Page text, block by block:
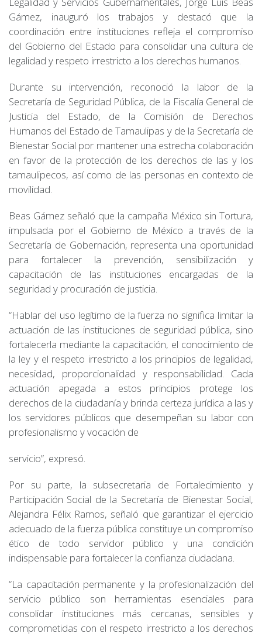
Gámez, inauguró los trabajos y destacó que la
coordinación entre instituciones refleja el compromiso
del Gobierno del Estado para consolidar una cultura de
legalidad y respeto irrestricto a los derechos humanos.
Durante su intervención, reconoció la labor de la
Secretaría de Seguridad Pública, de la Fiscalía General de
Justicia del Estado, de la Comisión de Derechos
Humanos del Estado de Tamaulipas y de la Secretaría de
Bienestar Social por mantener una estrecha colaboración
en favor de la protección de los derechos de las y los
tamaulipecos, así como de las personas en contexto de
movilidad.
Beas Gámez señaló que la campaña México sin Tortura,
impulsada por el Gobierno de México a través de la
Secretaría de Gobernación, representa una oportunidad
para fortalecer la prevención, sensibilización y
capacitación de las instituciones encargadas de la
seguridad y procuración de justicia.
“Hablar del uso legítimo de la fuerza no significa limitar la
actuación de las instituciones de seguridad pública, sino
fortalecerla mediante la capacitación, el conocimiento de
la ley y el respeto irrestricto a los principios de legalidad,
necesidad, proporcionalidad y responsabilidad. Cada
actuación apegada a estos principios protege los
derechos de la ciudadanía y brinda certeza jurídica a las y
los servidores públicos que desempeñan su labor con
profesionalismo y vocación de
servicio”, expresó.
Por su parte, la subsecretaria de Fortalecimiento y
Participación Social de la Secretaría de Bienestar Social,
Alejandra Félix Ramos, señaló que garantizar el ejercicio
adecuado de la fuerza pública constituye un compromiso
ético de todo servidor público y una condición
indispensable para fortalecer la confianza ciudadana.
“La capacitación permanente y la profesionalización del
servicio público son herramientas esenciales para
consolidar instituciones más cercanas, sensibles y
comprometidas con el respeto irrestricto a los derechos